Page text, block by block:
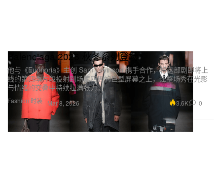
Fashion 时装
Balenciaga 2026 秋冬系列登场
他与《Euphoria》主创 Sam Levinson 携手合作，将这部剧即将上
线的第四季片段投射到场馆四周的巨型屏幕之上，让整场秀在光影
与情绪的交叠中持续拉满张力。
Mar 8, 2026 3.6K 0